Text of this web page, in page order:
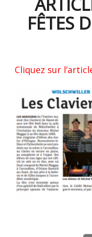
FÊTES
Cliquez sur